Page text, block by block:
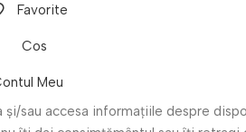
Favorite
Cos
Meu
sau accesa informațiile despre